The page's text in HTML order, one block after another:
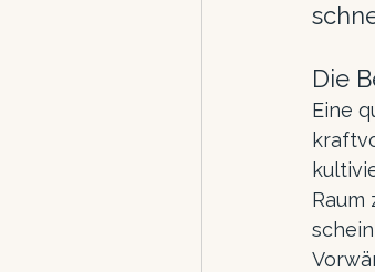
Die
Eine
Raum